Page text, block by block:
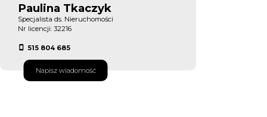
Paulina Tkaczyk
Specjalista ds. Nieruchomości
Nr licencji: 32216
515 804 685
Napisz wiadomość